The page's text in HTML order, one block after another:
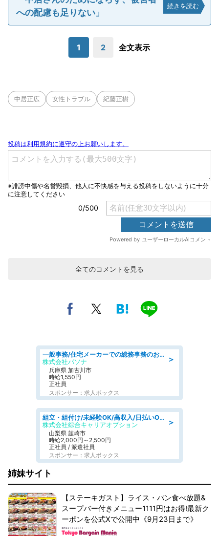
への配慮も足りない」
続きを読む
1 2 全文表示
中居正広 女性トラブル 紀藤正樹
全てのコメントを見る
＞
一般事務/住宅メーカーでの総務事務のお仕事/駅近/即日勤務可/一般事務/人事労務
株式会社パソナ
兵庫県 加古川市
時給1,550円
正社員
スポンサー：求人ボックス
＞
組立・組付け/未経験OK/高収入/日払いOK/寮費無料/日勤
株式会社綜合キャリアオプション
山梨県 韮崎市
時給2,000円～2,500円
正社員 / 派遣社員
スポンサー：求人ボックス
姉妹サイト
【ステーキガスト】ライス・パン食べ放題&
スープバー付きメニュー1111円はお得!最新ク
ーポンを公式Xで公開中《9月23日まで》